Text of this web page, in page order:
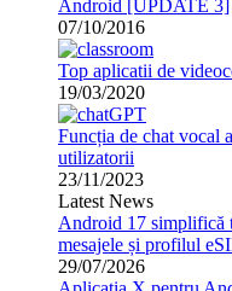
Android [UPDATE 3]
07/10/2016
Top aplicatii de
19/03/2020
Funcția de chat vocal
utilizatorii
23/11/2023
Latest News
Android 17 simplifică
mesajele și profilul
29/07/2026